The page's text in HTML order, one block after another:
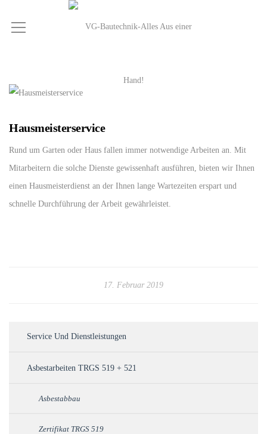
Hausmeisterservice
Rund um Garten oder Haus fallen immer notwendige Arbeiten an. Mit
Mitarbeitern die solche Dienste gewissenhaft ausführen, bieten wir Ihnen
einen Hausmeisterdienst an der Ihnen lange Wartezeiten erspart und
schnelle Durchführung der Arbeit gewährleistet.
17. Februar 2019
Service Und Dienstleistungen
Asbestarbeiten TRGS 519 + 521
Asbestabbau
Zertifikat TRGS 519